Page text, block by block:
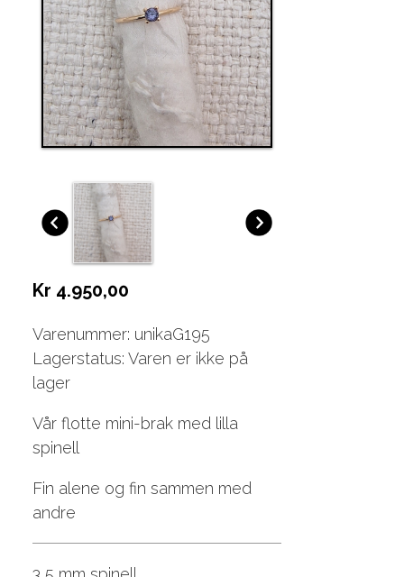
Kr 4.950,00
Varenummer: unikaG195
Lagerstatus: Varen er ikke på
lager
Vår flotte mini-brak med lilla
spinell
Fin alene og fin sammen med
andre